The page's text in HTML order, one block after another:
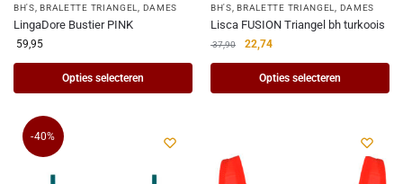
BH'S ,BRALETTE TRIANGEL DAMES
LingaDore Bustier PINK
59,95
Opties selecteren
BH'S ,BRALETTE TRIANGEL DAMES
Lisca FUSION Triangel bh turkoois
37,90 22,74
Opties selecteren
-40%